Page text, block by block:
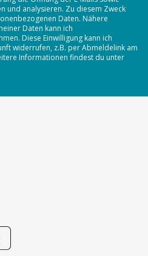
und analysieren. Zu diesem Zweck
Daten. Nähere
Daten kann ich
Diese Einwilligung kann ich
widerrufen, z.B. per Abmeldelink am
Informationen findest du unter